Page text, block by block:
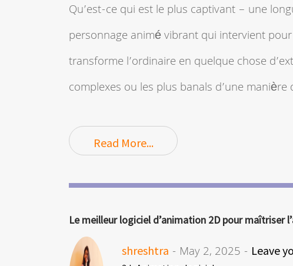
Qu’est-ce qui est le plus captivant – une
personnage animé vibrant qui intervient
transforme l’ordinaire en quelque chose
complexes ou les plus banals d’une
Read More...
Le meilleur logiciel d’animation 2D pour maîtriser
shreshtra - May 2, 2025 - Leave